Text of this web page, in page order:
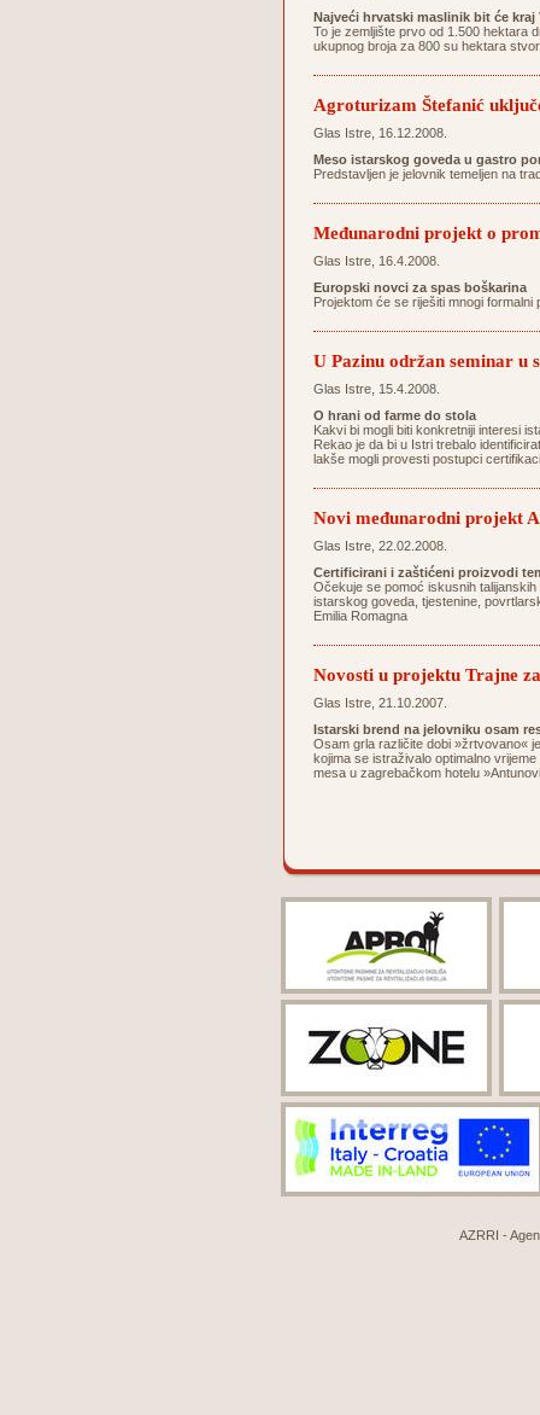
Najveći hrvatski maslinik bit će kraj
To je zemljište prvo od 1.500 hektara
ukupnog broja za 800 su hektara
Agroturizam Štefanić
Glas Istre, 16.12.2008.
Meso istarskog goveda u gastro
Predstavljen je jelovnik temeljen na
Međunarodni projekt o
Glas Istre, 16.4.2008.
Europski novci za spas boškarina
Projektom će se riješiti mnogi
U Pazinu održan seminar
Glas Istre, 15.4.2008.
O hrani od farme do stola
Kakvi bi mogli biti konkretniji interesi
Rekao je da bi u Istri trebalo
lakše mogli provesti postupci
Novi međunarodni projekt
Glas Istre, 22.02.2008.
Certificirani i zaštićeni proizvodi
Očekuje se pomoć iskusnih
istarskog goveda, tjestenine,
Emilia Romagna
Novosti u projektu Trajne
Glas Istre, 21.10.2007.
Istarski brend na jelovniku osam
Osam grla različite dobi »žrtvovano«
kojima se istraživalo optimalno
mesa u zagrebačkom hotelu
AZRRI -